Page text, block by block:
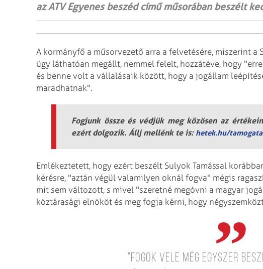
az ATV Egyenes beszéd című műsorában beszélt
A kormányfő a műsorvezető arra a felvetésére, miszerint
ügy láthatóan megállt, nemmel felelt, hozzátéve, hogy
és benne volt a vállalásaik között, hogy a jogállam
maradhatnak".
Fogjunk össze és védjük meg közösen az
ezért dolgozik. Állj mellénk te is: hetek.hu/
Emlékeztetett, hogy ezért beszélt Sulyok Tamással
kérésre, "aztán végül valamilyen oknál fogva" mégis
mit sem változott, s mivel "szeretné megóvni a magyar
köztárasági elnököt és meg fogja kérni, hogy
"Fogok vele még egyszer